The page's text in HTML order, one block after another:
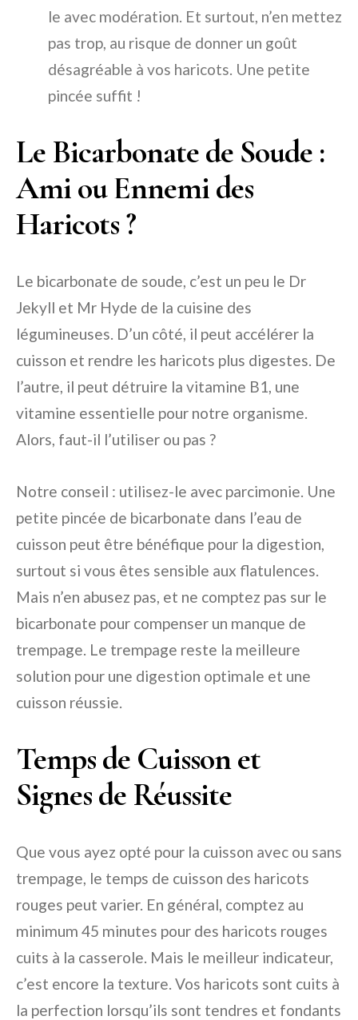
le avec modération. Et surtout, n’en mettez
pas trop, au risque de donner un goût
désagréable à vos haricots. Une petite
pincée suffit !
Le Bicarbonate de Soude :
Ami ou Ennemi des
Haricots ?
Le bicarbonate de soude, c’est un peu le Dr
Jekyll et Mr Hyde de la cuisine des
légumineuses. D’un côté, il peut accélérer la
cuisson et rendre les haricots plus digestes. De
l’autre, il peut détruire la vitamine B1, une
vitamine essentielle pour notre organisme.
Alors, faut-il l’utiliser ou pas ?
Notre conseil : utilisez-le avec parcimonie. Une
petite pincée de bicarbonate dans l’eau de
cuisson peut être bénéfique pour la digestion,
surtout si vous êtes sensible aux flatulences.
Mais n’en abusez pas, et ne comptez pas sur le
bicarbonate pour compenser un manque de
trempage. Le trempage reste la meilleure
solution pour une digestion optimale et une
cuisson réussie.
Temps de Cuisson et
Signes de Réussite
Que vous ayez opté pour la cuisson avec ou sans
trempage, le temps de cuisson des haricots
rouges peut varier. En général, comptez au
minimum 45 minutes pour des haricots rouges
cuits à la casserole. Mais le meilleur indicateur,
c’est encore la texture. Vos haricots sont cuits à
la perfection lorsqu’ils sont tendres et fondants